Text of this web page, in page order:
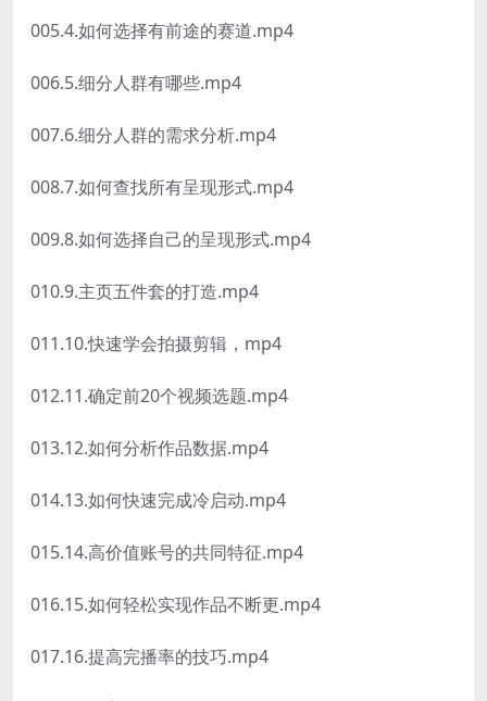
005.4.如何选择有前途的赛道.mp4
006.5.细分人群有哪些.mp4
007.6.细分人群的需求分析.mp4
008.7.如何查找所有呈现形式.mp4
009.8.如何选择自己的呈现形式.mp4
010.9.主页五件套的打造.mp4
011.10.快速学会拍摄剪辑，mp4
012.11.确定前20个视频选题.mp4
013.12.如何分析作品数据.mp4
014.13.如何快速完成冷启动.mp4
015.14.高价值账号的共同特征.mp4
016.15.如何轻松实现作品不断更.mp4
017.16.提高完播率的技巧.mp4